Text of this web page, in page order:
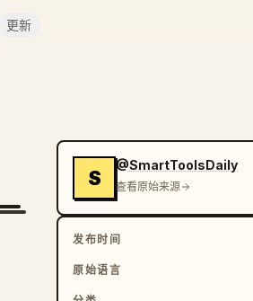
更新
S
@SmartToolsDaily
查看原始来源
发布时间
原始语言